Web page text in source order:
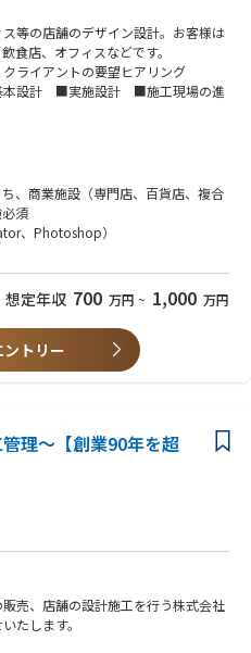
等の店舗のデザイン設計。お客様は
食店、オフィスなどです。
ライアントの要望ヒアリング
設計 ■実施設計 ■施工現場の進
がいますが、 現場の進捗状況を把握
テーションなどにも携わっていただ
、商業施設（専門店、百貨店、複合
須
、Photoshop）
イン、設計の実務経験がある方
施工管理技士、2級建築施工管理技士
経験のある方 ・什器、オフィス家具
想定年収 700 万円 ~ 1,000 万円
トリー
理～【創業90年を超
売、店舗の設計施工を行う株式会社
たします。